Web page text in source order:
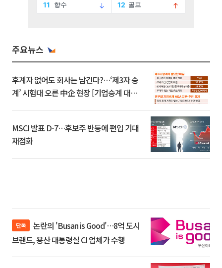
주요뉴스
후계자 없어도 회사는 남긴다?…‘제3자 승
계’ 시험대 오른 中企 현장 [기업승계 대전
MSCI 발표 D-7…후보주 반등에 편입 기대
재점화
단독
브랜드, 용산 대통령실 CI 업체가 수행